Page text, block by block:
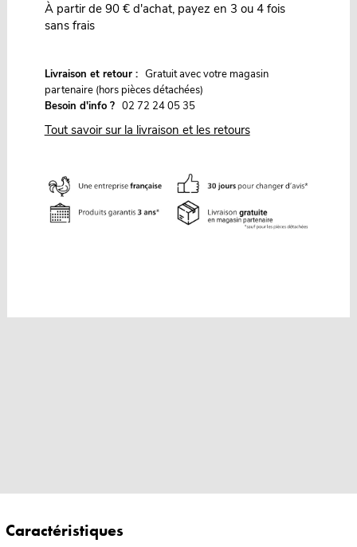
À partir de 90 € d'achat, payez en 3 ou 4 fois
sans frais
Livraison et retour : Gratuit avec votre magasin
partenaire (hors pièces détachées)
Besoin d'info ? 02 72 24 05 35
Tout savoir sur la livraison et les retours
Caractéristiques